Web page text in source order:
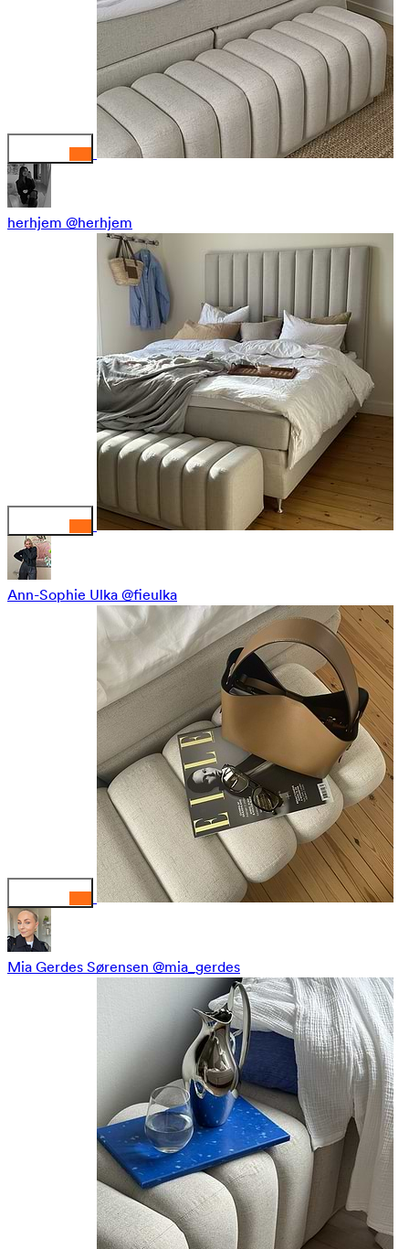
herhjem @herhjem
Ann-Sophie Ulka @fieulka
Mia Gerdes Sørensen @mia_gerdes